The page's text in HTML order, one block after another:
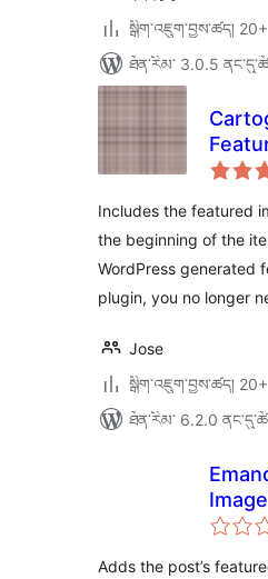
སྒྲིག་འཇུག་བྱས་ཚད། 20+
ཐོན་རིམ་ 3.0.5
Feed
Includes the featured
the beginning of the
WordPress generated
plugin, you no longer
Jose
སྒྲིག་འཇུག་བྱས་ཚད། 20+
ཐོན་རིམ་ 6.2.0
Adds the post’s